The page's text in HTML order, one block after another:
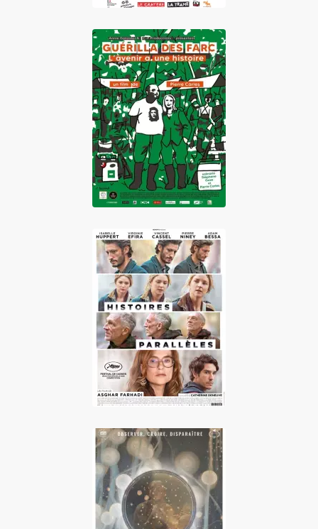
Guérilla des FARC,
l'avenir a une
histoire
Histoires
parallèles
Holy Destructors